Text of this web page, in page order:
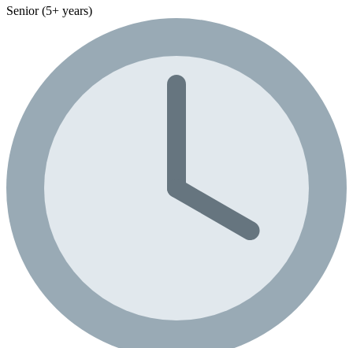
Senior (5+ years)